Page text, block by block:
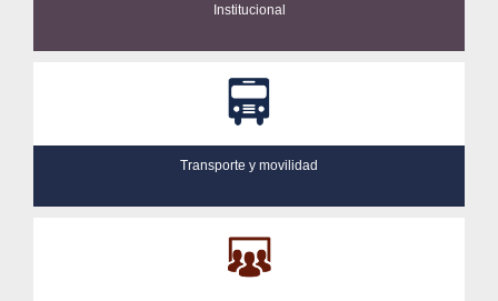
Institucional
Transporte y movilidad